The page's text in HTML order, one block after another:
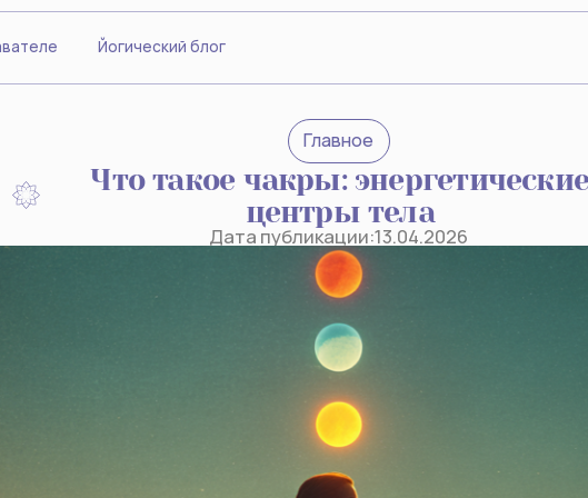
Йогический блог
Главное
Что такое чакры: энергетические
центры тела
Дата публикации:13.04.2026